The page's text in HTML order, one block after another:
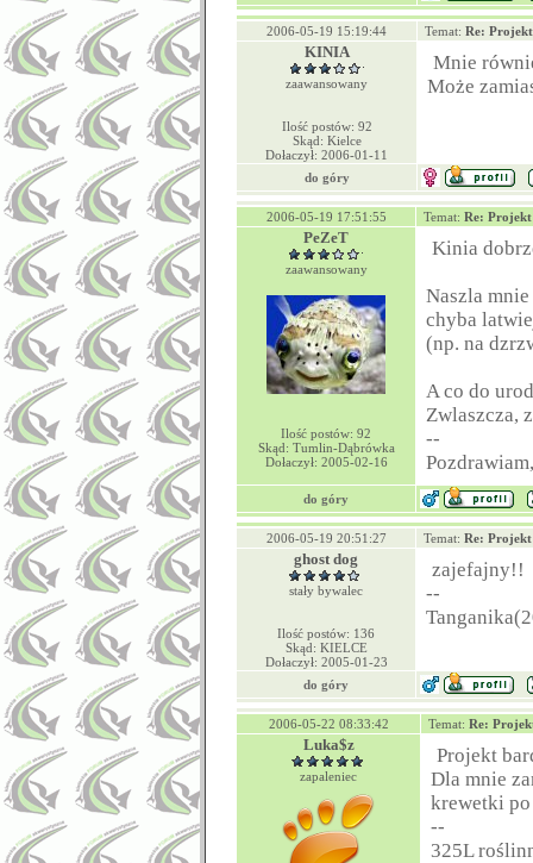
2006-05-19 15:19:44 Temat: Re:
KINIA
zaawansowany
Ilość postów: 92
Skąd: Kielce
Dołaczył: 2006-01-11
Mnie
Może
do góry
2006-05-19 17:51:55 Temat: Re:
PeZeT
zaawansowany
Ilość postów: 92
Skąd: Tumlin-Dąbrówka
Dołaczył: 2005-02-16
Kinia
Naszla
chyba
(np. na
A co do
Zwlaszcza,
--
do góry
2006-05-19 20:51:27 Temat: Re:
ghost dog
stały bywalec
Ilość postów: 136
Skąd: KIELCE
Dołaczył: 2005-01-23
zajefajny!!
--
do góry
2006-05-22 08:33:42 Temat: Re:
Luka$z
zapaleniec
Projekt
Dla mnie
krewetki
--
325L